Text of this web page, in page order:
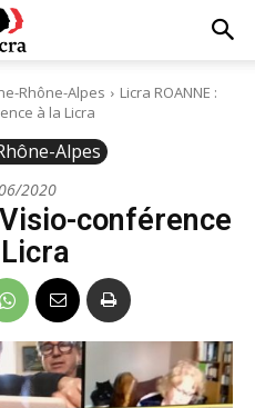
Rhône-Alpes
Licra ROANNE :
à la Licra
Alpes
2020
conférence